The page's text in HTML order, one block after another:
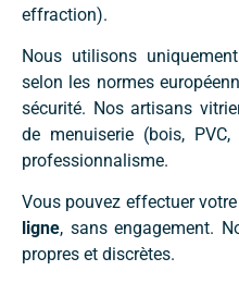
effraction).
Nous utilisons
selon les normes
sécurité. Nos artisans
de menuiserie (bois,
professionnalisme.
Vous pouvez effectuer votre
ligne, sans engagement.
propres et discrètes.